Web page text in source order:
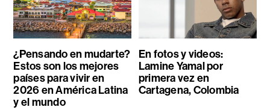
¿Pensando en mudarte?
Estos son los mejores
países para vivir en
2026 en América Latina
y el mundo
En fotos y videos:
Lamine Yamal por
primera vez en
Cartagena, Colombia